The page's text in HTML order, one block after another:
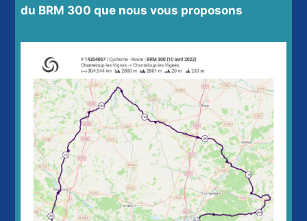
du BRM 300 que nous vous proposons